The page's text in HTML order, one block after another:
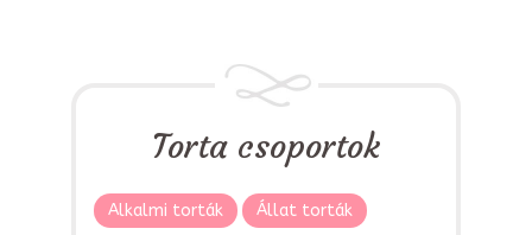
Torta csoportok
Alkalmi torták Állat torták